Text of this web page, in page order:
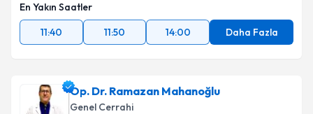
En Yakın Saatler
11:40
11:50 14:00 Daha Fazla
Op. Dr. Ramazan Mahanoğlu
Genel Cerrahi